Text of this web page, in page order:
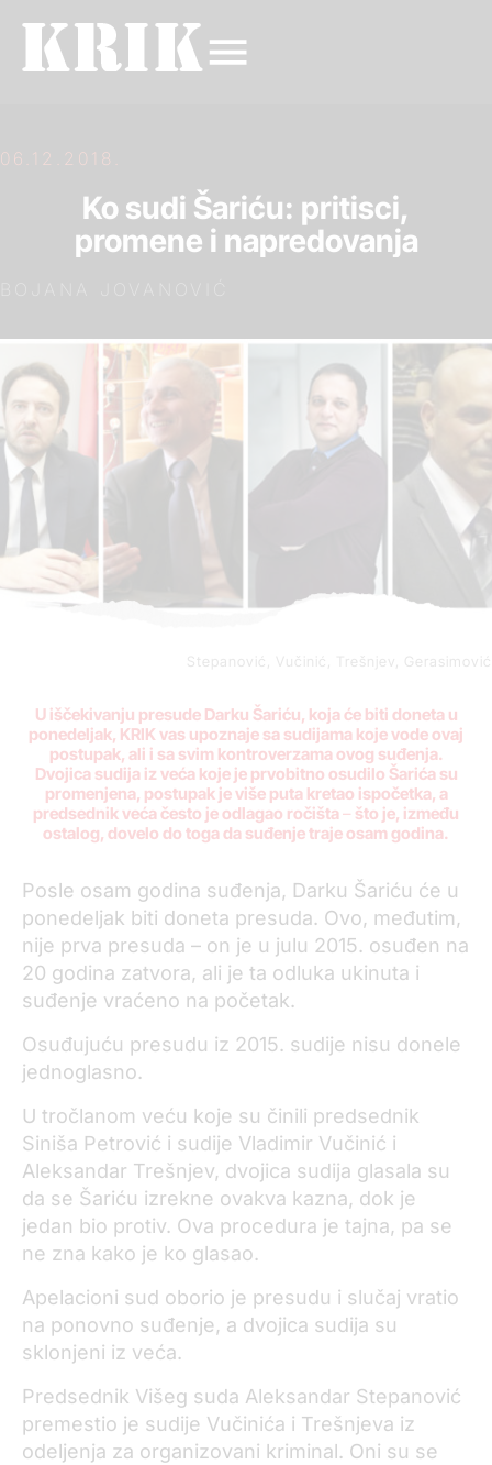
06.12.2018.
Ko sudi Šariću: pritisci,
promene i napredovanja
Stepanović, Vučinić, Trešnjev, Gerasimović
U iščekivanju presude Darku Šariću, koja će biti doneta u
ponedeljak, KRIK vas upoznaje sa sudijama koje vode ovaj
postupak, ali i sa svim kontroverzama ovog suđenja.
Dvojica sudija iz veća koje je prvobitno osudilo Šarića su
promenjena, postupak je više puta kretao ispočetka, a
predsednik veća često je odlagao ročišta – što je, između
ostalog, dovelo do toga da suđenje traje osam godina.
Posle osam godina suđenja, Darku Šariću će u
ponedeljak biti doneta presuda. Ovo, međutim,
nije prva presuda – on je u julu 2015. osuđen na
20 godina zatvora, ali je ta odluka ukinuta i
suđenje vraćeno na početak.
Osuđujuću presudu iz 2015. sudije nisu donele
jednoglasno.
U tročlanom veću koje su činili predsednik
Siniša Petrović i sudije Vladimir Vučinić i
Aleksandar Trešnjev, dvojica sudija glasala su
da se Šariću izrekne ovakva kazna, dok je
jedan bio protiv. Ova procedura je tajna, pa se
ne zna kako je ko glasao.
Apelacioni sud oborio je presudu i slučaj vratio
na ponovno suđenje, a dvojica sudija su
sklonjeni iz veća.
Predsednik Višeg suda Aleksandar Stepanović
premestio je sudije Vučinića i Trešnjeva iz
odeljenja za organizovani kriminal. Oni su se